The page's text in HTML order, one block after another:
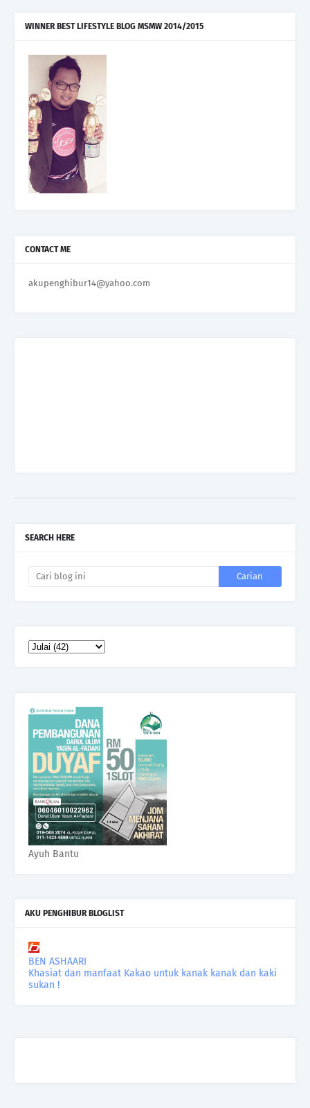
WINNER BEST LIFESTYLE BLOG MSMW 2014/2015
CONTACT ME
akupenghibur14@yahoo.com
SEARCH HERE
Ayuh Bantu
AKU PENGHIBUR BLOGLIST
BEN ASHAARI
Khasiat dan manfaat Kakao untuk kanak kanak dan kaki
sukan !